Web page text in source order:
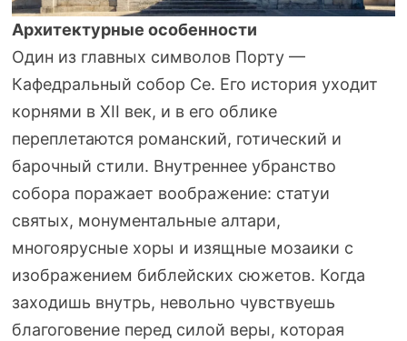
Архитектурные особенности
Один из главных символов Порту —
Кафедральный собор Се. Его история уходит
корнями в XII век, и в его облике
переплетаются романский, готический и
барочный стили. Внутреннее убранство
собора поражает воображение: статуи
святых, монументальные алтари,
многоярусные хоры и изящные мозаики с
изображением библейских сюжетов. Когда
заходишь внутрь, невольно чувствуешь
благоговение перед силой веры, которая